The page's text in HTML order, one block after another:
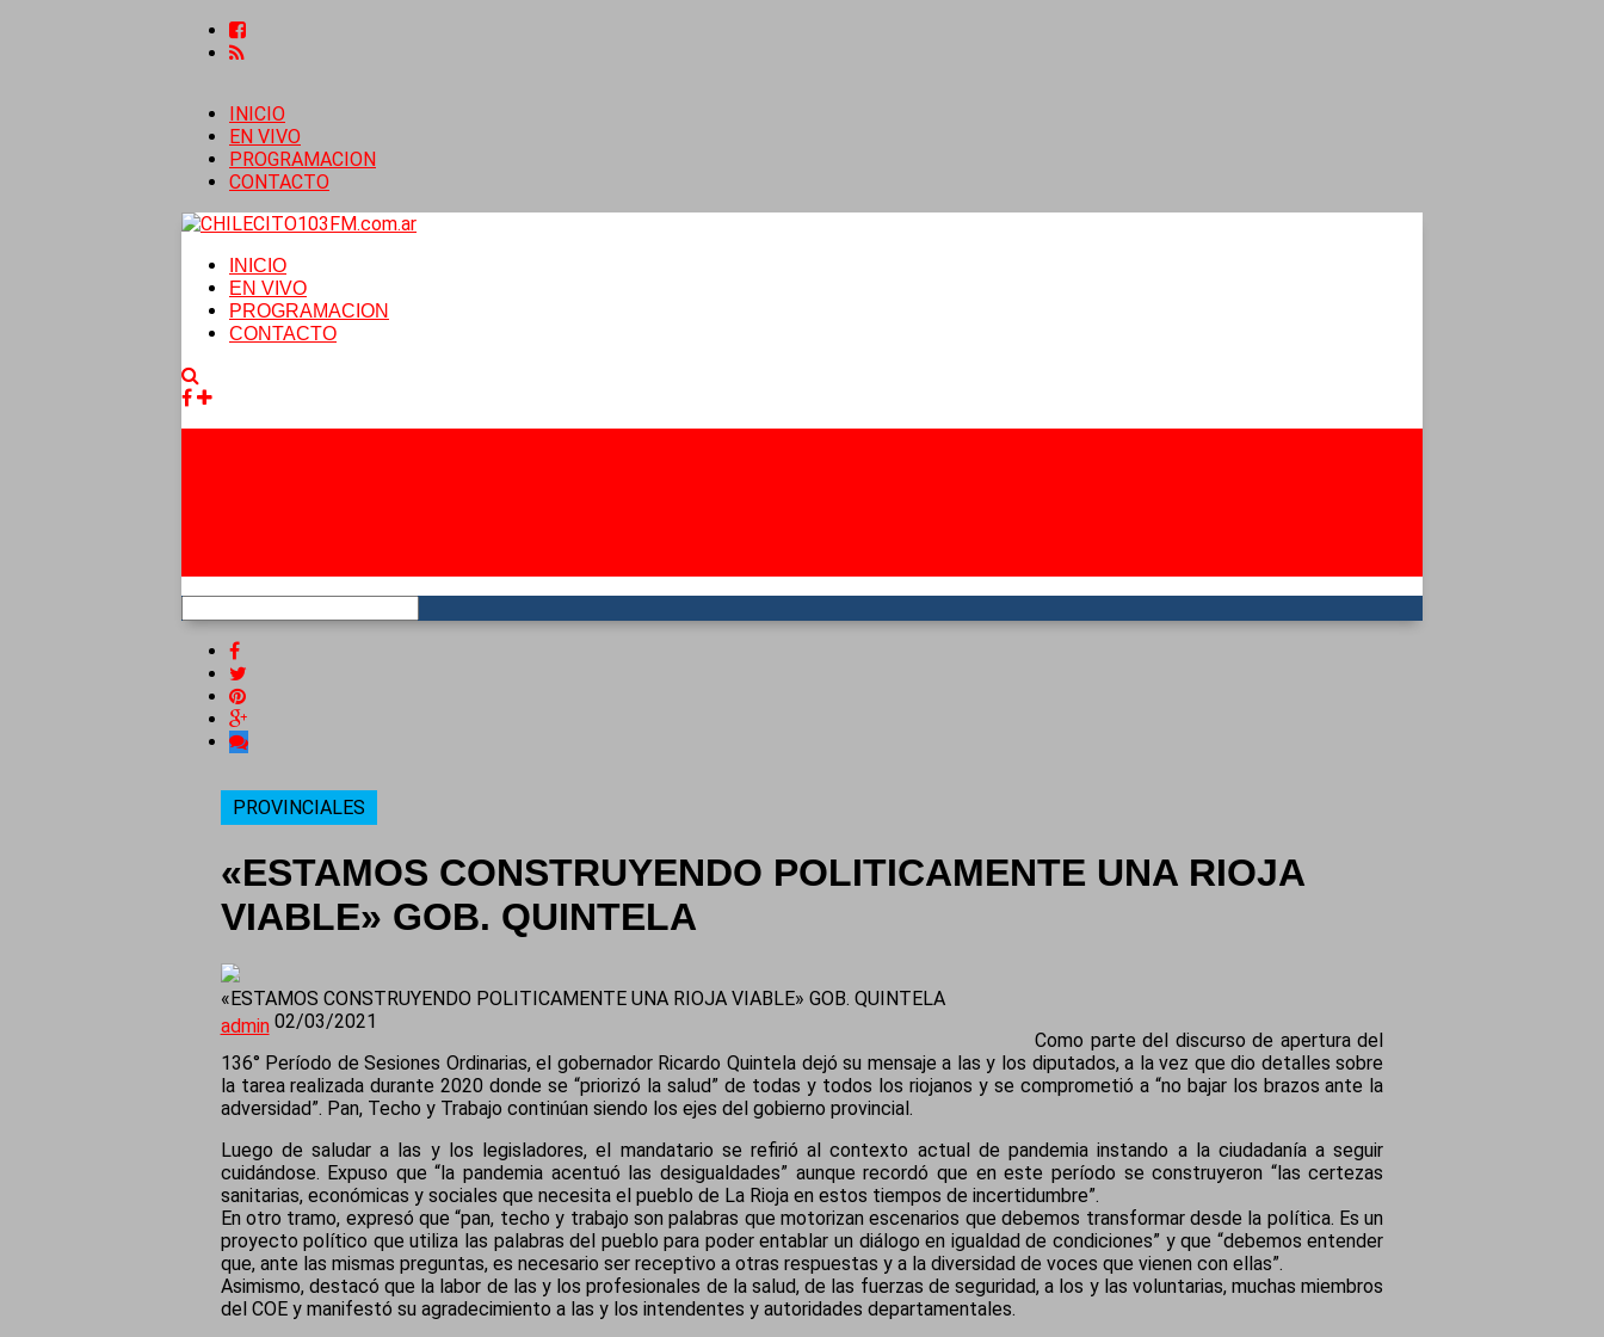
INICIO
EN VIVO
PROGRAMACION
CONTACTO
INICIO
EN VIVO
PROGRAMACION
CONTACTO
PROVINCIALES
«ESTAMOS CONSTRUYENDO POLITICAMENTE UNA RIOJA
VIABLE» GOB. QUINTELA
«ESTAMOS CONSTRUYENDO POLITICAMENTE UNA RIOJA VIABLE» GOB. QUINTELA
admin 02/03/2021
Como parte del discurso de apertura del
136° Período de Sesiones Ordinarias, el gobernador Ricardo Quintela dejó su mensaje a las y los diputados, a la vez que dio detalles sobre
la tarea realizada durante 2020 donde se “priorizó la salud” de todas y todos los riojanos y se comprometió a “no bajar los brazos ante la
adversidad”. Pan, Techo y Trabajo continúan siendo los ejes del gobierno provincial.
Luego de saludar a las y los legisladores, el mandatario se refirió al contexto actual de pandemia instando a la ciudadanía a seguir
cuidándose. Expuso que “la pandemia acentuó las desigualdades” aunque recordó que en este período se construyeron “las certezas
sanitarias, económicas y sociales que necesita el pueblo de La Rioja en estos tiempos de incertidumbre”.
En otro tramo, expresó que “pan, techo y trabajo son palabras que motorizan escenarios que debemos transformar desde la política. Es un
proyecto político que utiliza las palabras del pueblo para poder entablar un diálogo en igualdad de condiciones” y que “debemos entender
que, ante las mismas preguntas, es necesario ser receptivo a otras respuestas y a la diversidad de voces que vienen con ellas”.
Asimismo, destacó que la labor de las y los profesionales de la salud, de las fuerzas de seguridad, a los y las voluntarias, muchas miembros
del COE y manifestó su agradecimiento a las y los intendentes y autoridades departamentales.